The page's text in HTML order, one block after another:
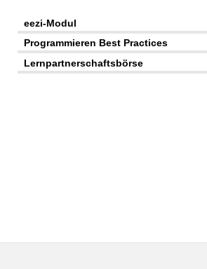
eezi-Modul
Programmieren Best Practices
Lernpartnerschaftsbörse